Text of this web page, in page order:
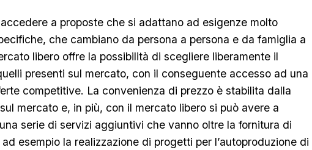
a proposte che si adattano ad esigenze molto
che cambiano da persona a persona e da famiglia a
libero offre la possibilità di scegliere liberamente il
presenti sul mercato, con il conseguente accesso ad una
competitive. La convenienza di prezzo è stabilita dalla
mercato e, in più, con il mercato libero si può avere a
serie di servizi aggiuntivi che vanno oltre la fornitura di
esempio la realizzazione di progetti per l’autoproduzione di